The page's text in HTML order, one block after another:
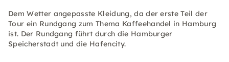
Dem Wetter angepasste Kleidung, da der erste Teil der
Tour ein Rundgang zum Thema Kaffeehandel in Hamburg
ist. Der Rundgang führt durch die Hamburger
Speicherstadt und die Hafencity.